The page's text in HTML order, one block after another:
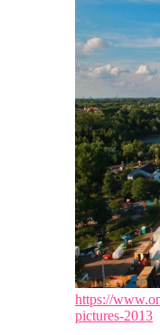
https://
pictures-2013